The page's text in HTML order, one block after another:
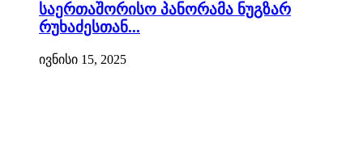
საერთაშორისო პანორამა ნუგზარ
რუხაძესთან...
ივნისი 15, 2025